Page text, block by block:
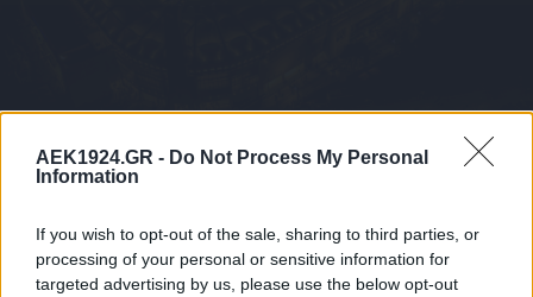
AEK1924.GR - Do Not Process My Personal
Information
If you wish to opt-out of the sale, sharing to third parties, or
processing of your personal or sensitive information for
targeted advertising by us, please use the below opt-out